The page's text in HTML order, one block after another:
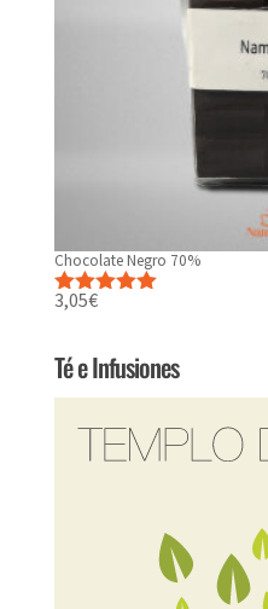
Chocolate Negro 70%
Valorado
3,05€
Té e Infusiones